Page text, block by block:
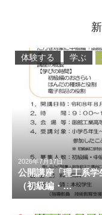
2026年7月17日
公開講座「理工系
（初級編・…
体験する 学ぶ